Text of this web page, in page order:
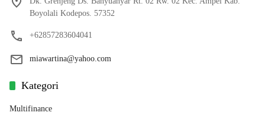
Boyolali Kodepos. 57352
+62857283604041
miawartina@yahoo.com
Kategori
Multifinance